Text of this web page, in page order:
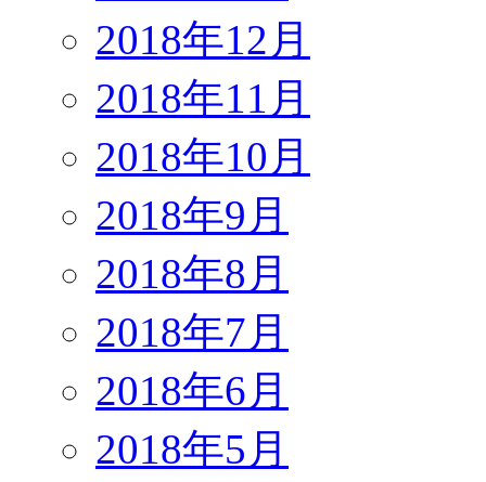
2018年12月
2018年11月
2018年10月
2018年9月
2018年8月
2018年7月
2018年6月
2018年5月